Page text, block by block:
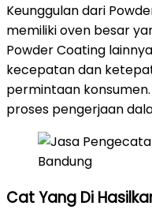
Keunggulan dari
memiliki oven besar
Powder Coating
kecepatan dan
permintaan
proses pengerjaan
Cat Yang Di